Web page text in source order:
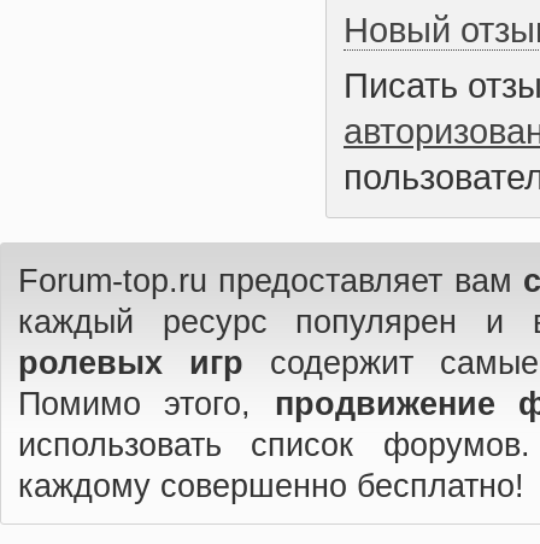
Новый
Писать
Forum-top.ru предоставляет вам
каждый ресурс популярен
ролевых игр содержит
Помимо этого, продвижение
использовать список
каждому совершенно бесплатно!